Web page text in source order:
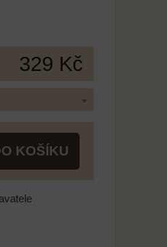
329 Kč
KOŠÍKU